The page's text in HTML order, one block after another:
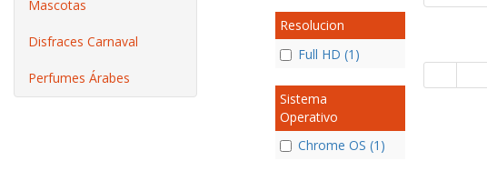
Mascotas
Disfraces Carnaval
Perfumes Árabes
Resolucion
Full HD (1)
Sistema
Operativo
Chrome OS (1)